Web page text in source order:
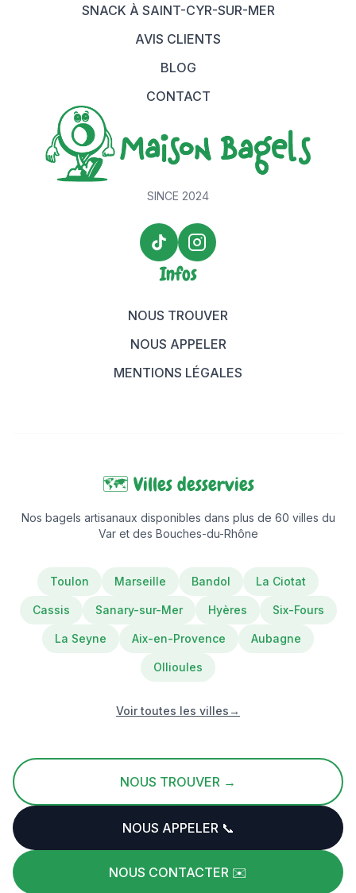
SNACK À SAINT-CYR-SUR-MER
AVIS CLIENTS
BLOG
CONTACT
SINCE 2024
TikTok Maison Bagels
Instagram Maison Bagels
Infos
NOUS TROUVER
NOUS APPELER
MENTIONS LÉGALES
🗺️ Villes desservies
Nos bagels artisanaux disponibles dans plus de 60 villes du
Var et des Bouches-du-Rhône
Toulon Marseille Bandol La Ciotat
Cassis Sanary-sur-Mer Hyères Six-Fours
La Seyne Aix-en-Provence Aubagne
Ollioules
Voir toutes les villes→
NOUS TROUVER →
NOUS APPELER 📞
NOUS CONTACTER ✉️